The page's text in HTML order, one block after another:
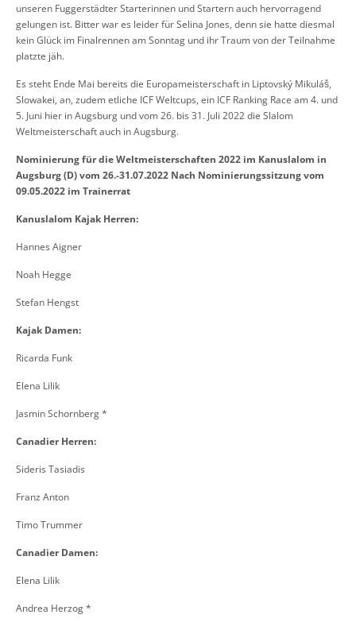
unseren Fuggerstädter Starterinnen und Startern auch hervorragend
gelungen ist. Bitter war es leider für Selina Jones, denn sie hatte diesmal
kein Glück im Finalrennen am Sonntag und ihr Traum von der Teilnahme
platzte jäh.
Es steht Ende Mai bereits die Europameisterschaft in Liptovský Mikuláš,
Slowakei, an, zudemetliche ICFWeltcups, ein ICF Ranking Race am 4. und
5. Juni hier in Augsburg und vom 26. bis 31. Juli 2022 die Slalom
Weltmeisterschaft auch in Augsburg.
Nominierung für die Weltmeisterschaften 2022 im Kanuslalom in
Augsburg (D) vom 26.-31.07.2022 Nach Nominierungssitzung vom
09.05.2022 im Trainerrat
Kanuslalom Kajak Herren:
Hannes Aigner
Noah Hegge
Stefan Hengst
Kajak Damen:
Ricarda Funk
Elena Lilik
Jasmin Schornberg *
Canadier Herren:
Sideris Tasiadis
Franz Anton
Timo Trummer
Canadier Damen:
Elena Lilik
Andrea Herzog *